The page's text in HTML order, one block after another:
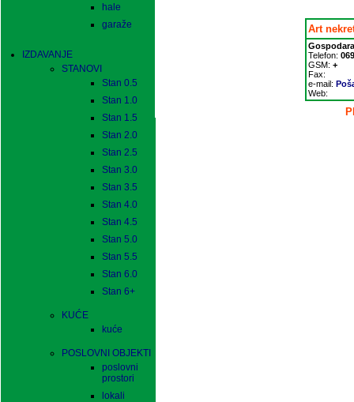
hale
garaže
IZDAVANJE
STANOVI
Stan 0.5
Stan 1.0
Stan 1.5
Stan 2.0
Stan 2.5
Stan 3.0
Stan 3.5
Stan 4.0
Stan 4.5
Stan 5.0
Stan 5.5
Stan 6.0
Stan 6+
KUĆE
kuće
POSLOVNI OBJEKTI
poslovni
prostori
lokali
Art
Telefon:
GSM: +
Fax:
e-mail:
Web: